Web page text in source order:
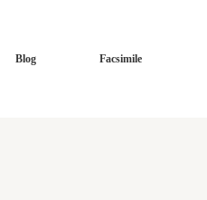
Blog Facsimile